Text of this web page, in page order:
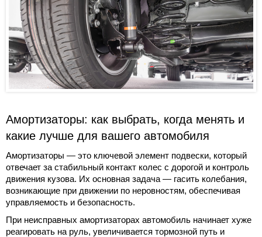
Амортизаторы: как выбрать, когда менять и
какие лучше для вашего автомобиля
Амортизаторы — это ключевой элемент подвески, который
отвечает за стабильный контакт колес с дорогой и контроль
движения кузова. Их основная задача — гасить колебания,
возникающие при движении по неровностям, обеспечивая
управляемость и безопасность.
При неисправных амортизаторах автомобиль начинает хуже
реагировать на руль, увеличивается тормозной путь и